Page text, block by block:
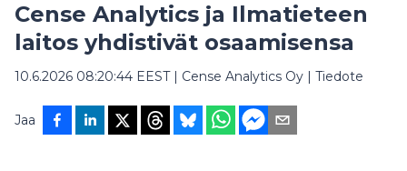
Cense Analytics ja Ilmatieteen
laitos yhdistivät osaamisensa
10.6.2026 08:20:44 EEST| Cense Analytics Oy | Tiedote
Jaa